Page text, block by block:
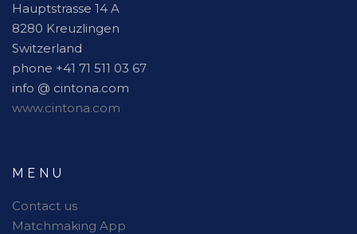
Hauptstrasse 14 A
8280 Kreuzlingen
Switzerland
phone +41 71 511 03 67
info @ cintona.com
www.cintona.com
MENU
Contact us
Matchmaking App